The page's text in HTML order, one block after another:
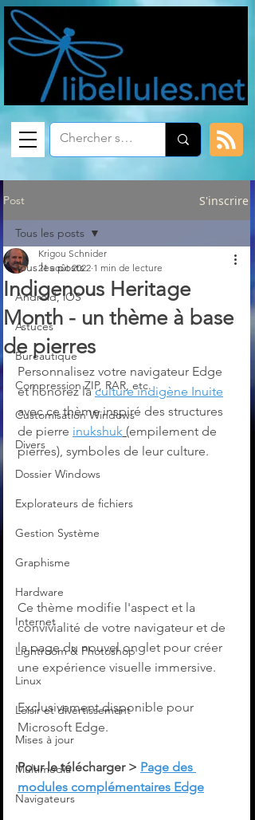
Post S'inscrire
Tous les posts
Android, iOS
Astuces
Bureautique
Compression ZIP, RAR, etc.
Customisation Windows
Divers
Dossier Windows
Explorateurs de fichiers
Gestion Système
Graphisme
Hardware
Internet
Lightroom & Photoshop
Linux
Loisir et divertissement
Mises à jour
Multimedia
Navigateurs
Tous les posts
Indigenous Heritage
Month - un thème à base
de pierres
Krigou Schnider
21 août 2022 1 min de lecture
Personnalisez votre navigateur Edge
et honorez la culture indigène Inuite
avec ce thème inspiré des structures
de pierre inukshuk (empilement de
pierres), symboles de leur culture.
Ce thème modifie l'aspect et la
convivialité de votre navigateur et de
la page du nouvel onglet pour créer
une expérience visuelle immersive.
Exclusivement disponible pour
Microsoft Edge.
Pour le télécharger > Page des
modules complémentaires Edge